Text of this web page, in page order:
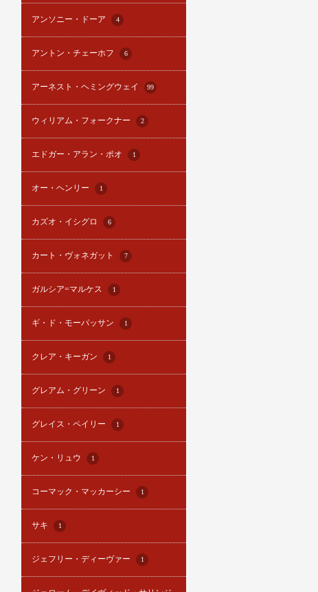
アンソニー・ドーア 4
アントン・チェーホフ 6
アーネスト・ヘミングウェイ 99
ウィリアム・フォークナー 2
エドガー・アラン・ポオ 1
オー・ヘンリー 1
カズオ・イシグロ 6
カート・ヴォネガット 7
ガルシア=マルケス 1
ギ・ド・モーパッサン 1
クレア・キーガン 1
グレアム・グリーン 1
グレイス・ペイリー 1
ケン・リュウ 1
コーマック・マッカーシー 1
サキ 1
ジェフリー・ディーヴァー 1